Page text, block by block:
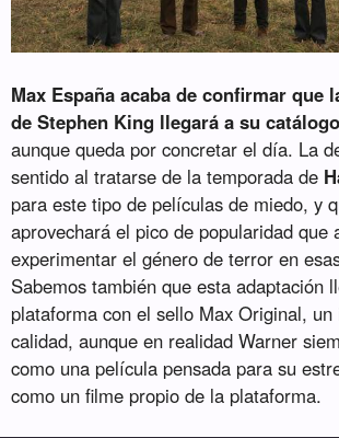
Max España acaba de confirmar que
de Stephen King llegará a su
aunque queda por concretar el día. La
sentido al tratarse de la temporada de
para este tipo de películas de miedo, y
aprovechará el pico de popularidad que
experimentar el género de terror en
Sabemos también que esta adaptación
plataforma con el sello Max Original, un
calidad, aunque en realidad Warner
como una película pensada para su
como un filme propio de la plataforma.